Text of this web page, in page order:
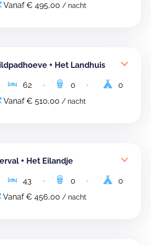
Vanaf € 495,00 / nacht
+ Het Landhuis
62 0
0
Vanaf € 510,00 / nacht
+ Het Eilandje
43 0
0
Vanaf € 456,00 / nacht